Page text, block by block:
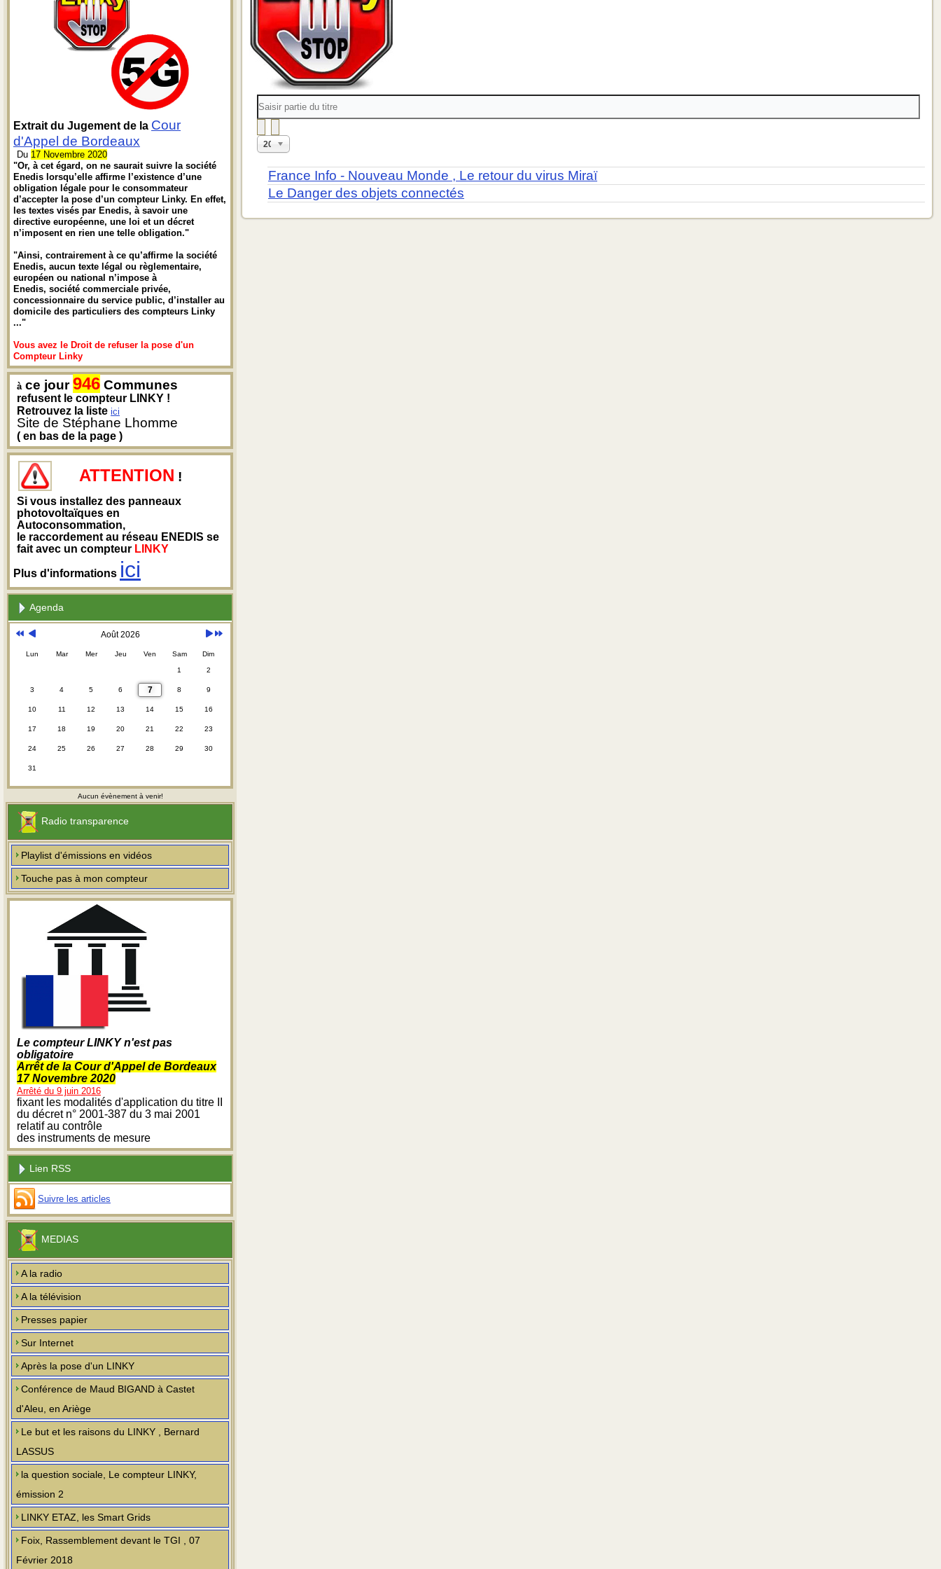
Extrait du Jugement de la Cour
d'Appel de Bordeaux
Du 17 Novembre 2020
"Or, à cet égard, on ne saurait suivre la société
Enedis lorsqu’elle affirme l’existence d’une
obligation légale pour le consommateur
d’accepter la pose d’un compteur Linky. En effet,
les textes visés par Enedis, à savoir une
directive européenne, une loi et un décret
n’imposent en rien une telle obligation."
"Ainsi, contrairement à ce qu’affirme la société
Enedis, aucun texte légal ou règlementaire,
européen ou national n’impose à
Enedis, société commerciale privée,
concessionnaire du service public, d’installer au
domicile des particuliers des compteurs Linky
..."
Vous avez le Droit de refuser la pose d'un
Compteur Linky
à ce jour946 Communes
refusent le compteur LINKY !
Retrouvez la liste ici
Site de Stéphane Lhomme
( en bas de la page )
ATTENTION !
Si vous installez des panneaux
photovoltaïques en
Autoconsommation,
le raccordement au réseau ENEDIS se
fait avec un compteur LINKY
Plus d'informations ici
Agenda
Août 2026
Lun Mar Mer Jeu Ven Sam Dim
1 2
3 4 5 6 7 8 9
10 11 12 13 14 15 16
17 18 19 20 21 22 23
24 25 26 27 28 29 30
31
Aucun évènement à venir!
Radio transparence
Playlist d'émissions en vidéos
Touche pas à mon compteur
Le compteur LINKY n'est pas
obligatoire
Arrêt de la Cour d'Appel de Bordeaux
17 Novembre 2020
Arrêté du 9 juin 2016
fixant les modalités d'application du titre II
du décret n° 2001-387 du 3 mai 2001
relatif au contrôle
des instruments de mesure
Lien RSS
Suivre les articles
MEDIAS
A la radio
A la télévision
Presses papier
Sur Internet
Après la pose d'un LINKY
Conférence de Maud BIGAND à Castet
d'Aleu, en Ariège
Le but et les raisons du LINKY , Bernard
LASSUS
la question sociale, Le compteur LINKY,
émission 2
LINKY ETAZ, les Smart Grids
Foix, Rassemblement devant le TGI , 07
Février 2018
partie
du
Affichage
#
20
France Info - Nouveau Monde , Le retour du virus Miraï
Le Danger des objets connectés